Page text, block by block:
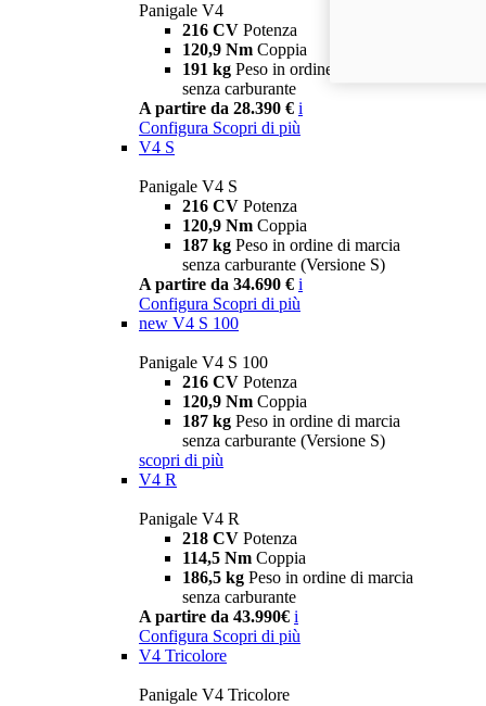
Panigale V4
216 CV Potenza
120,9 Nm Coppia
191 kg Peso in ordine di marcia
senza carburante
A partire da 28.390 € i
Configura Scopri di più
V4 S
Panigale V4 S
216 CV Potenza
120,9 Nm Coppia
187 kg Peso in ordine di marcia
senza carburante (Versione S)
A partire da 34.690 € i
Configura Scopri di più
new V4 S 100
Panigale V4 S 100
216 CV Potenza
120,9 Nm Coppia
187 kg Peso in ordine di marcia
senza carburante (Versione S)
scopri di più
V4 R
Panigale V4 R
218 CV Potenza
114,5 Nm Coppia
186,5 kg Peso in ordine di marcia
senza carburante
A partire da 43.990€ i
Configura Scopri di più
V4 Tricolore
Panigale V4 Tricolore